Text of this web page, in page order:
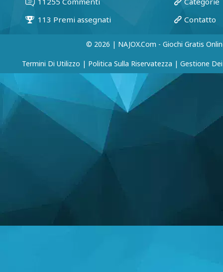
© 2026 | NAJOX.com - Giochi Gratis
Termini Di Utilizzo | Politica Sulla Riservatezza | Gestione